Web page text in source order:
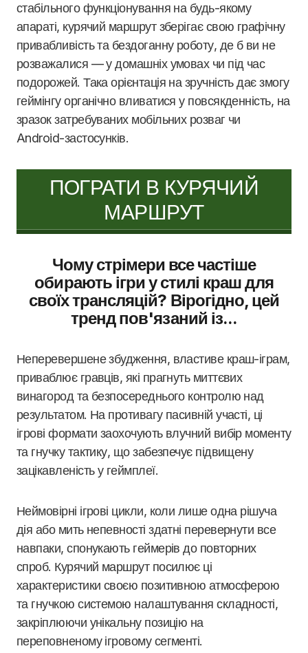
стабільного функціонування на будь-якому
апараті, курячий маршрут зберігає свою графічну
привабливість та бездоганну роботу, де б ви не
розважалися — у домашніх умовах чи під час
подорожей. Така орієнтація на зручність дає змогу
геймінгу органічно вливатися у повсякденність, на
зразок затребуваних мобільних розваг чи
Android-застосунків.
ПОГРАТИ В КУРЯЧИЙ
МАРШРУТ
Чому стрімери все частіше
обирають ігри у стилі краш для
своїх трансляцій? Вірогідно, цей
тренд пов'язаний із...
Неперевершене збудження, властиве краш-іграм,
приваблює гравців, які прагнуть миттєвих
винагород та безпосереднього контролю над
результатом. На противагу пасивній участі, ці
ігрові формати заохочують влучний вибір моменту
та гнучку тактику, що забезпечує підвищену
зацікавленість у геймплеї.
Неймовірні ігрові цикли, коли лише одна рішуча
дія або мить непевності здатні перевернути все
навпаки, спонукають геймерів до повторних
спроб. Курячий маршрут посилює ці
характеристики своєю позитивною атмосферою
та гнучкою системою налаштування складності,
закріплюючи унікальну позицію на
переповненому ігровому сегменті.